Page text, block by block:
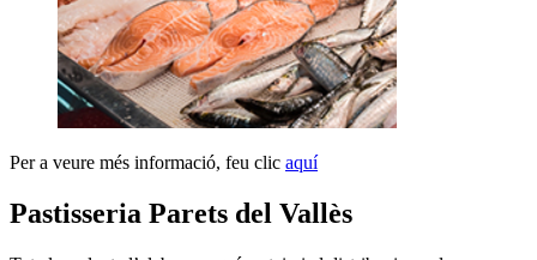
Per a veure més informació, feu clic aquí
Pastisseria Parets del Vallès